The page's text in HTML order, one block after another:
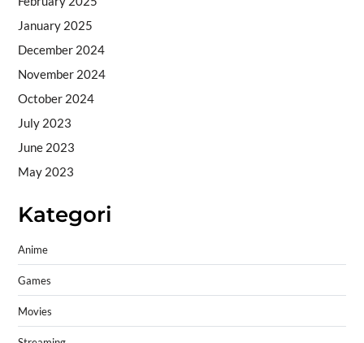
January 2025
December 2024
November 2024
October 2024
July 2023
June 2023
May 2023
Kategori
Anime
Games
Movies